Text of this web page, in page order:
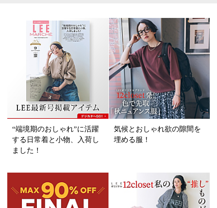
円
表示オプション
すべて 新着
SALE商品 予約品
再入荷 ラスト1
在庫あり
ホワイト グレー
“端境期のおしゃれ”に活躍
する日常着と小物、入荷し
ました！
気候とおしゃれ欲の隙間を
埋める服！